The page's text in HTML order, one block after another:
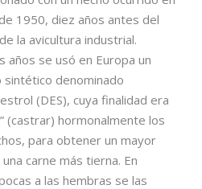
1950, diez años antes del
la avicultura industrial.
años se usó en Europa un
denominado
(DES), cuya finalidad era
(castrar) hormonalmente los
para obtener un mayor
carne más tierna. En
a las hembras se las